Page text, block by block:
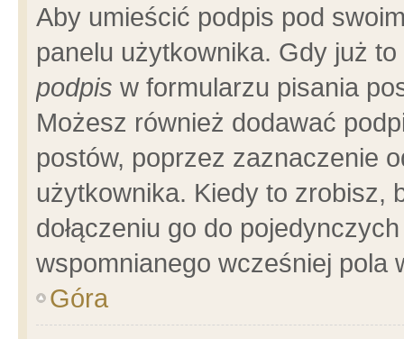
Aby umieścić podpis pod
panelu użytkownika. Gdy już
podpis w formularzu pisania
Możesz również dodawać
postów, poprzez zaznaczenie
użytkownika. Kiedy to zrobisz,
dołączeniu go do
wspomnianego wcześniej pola
Góra